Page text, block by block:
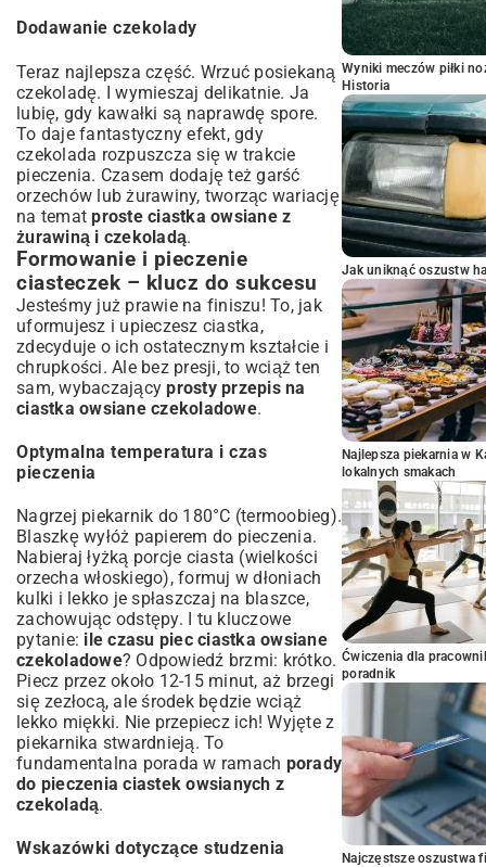
Dodawanie czekolady
Teraz najlepsza część. Wrzuć posiekaną
czekoladę. I wymieszaj delikatnie. Ja
lubię, gdy kawałki są naprawdę spore.
To daje fantastyczny efekt, gdy
czekolada rozpuszcza się w trakcie
pieczenia. Czasem dodaję też garść
orzechów lub żurawiny, tworząc wariację
na tematproste ciastka owsiane z
żurawiną i czekoladą.
Formowanie i pieczenie
ciasteczek – klucz do sukcesu
Jesteśmy już prawie na finiszu! To, jak
uformujesz i upieczesz ciastka,
zdecyduje o ich ostatecznym kształcie i
chrupkości. Ale bez presji, to wciąż ten
sam, wybaczającyprosty przepis na
ciastka owsiane czekoladowe.
Optymalna temperatura i czas
pieczenia
Nagrzej piekarnik do 180°C (termoobieg).
Blaszkę wyłóż papierem do pieczenia.
Nabieraj łyżką porcje ciasta (wielkości
orzecha włoskiego), formuj w dłoniach
kulki i lekko je spłaszczaj na blaszce,
zachowując odstępy. I tu kluczowe
pytanie: ile czasu piec ciastka owsiane
czekoladowe? Odpowiedź brzmi: krótko.
Piecz przez około 12-15 minut, aż brzegi
się zezłocą, ale środek będzie wciąż
lekko miękki. Nie przepiecz ich! Wyjęte z
piekarnika stwardnieją. To
fundamentalna porada w ramach porady
do pieczenia ciastek owsianych z
czekoladą.
Wskazówki dotyczące studzenia
Wyniki meczów piłki
Historia
Jak uniknąć oszustw
Najlepsza piekarnia w
lokalnych smakach
Ćwiczenia dla
poradnik
Najczęstsze oszustwa